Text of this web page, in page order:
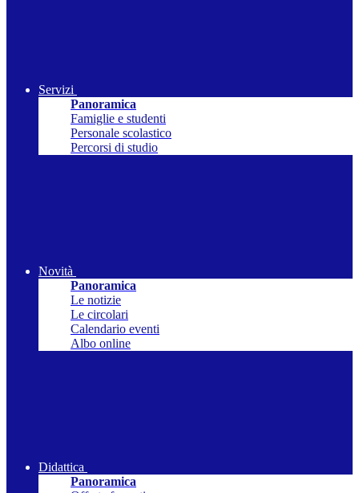
Servizi
Panoramica
Famiglie e studenti
Personale scolastico
Percorsi di studio
Novità
Panoramica
Le notizie
Le circolari
Calendario eventi
Albo online
Didattica
Panoramica